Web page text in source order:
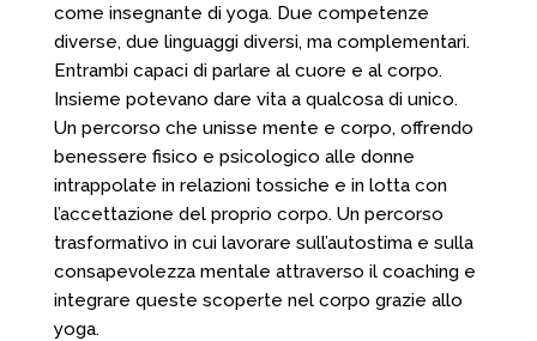
come insegnante di yoga. Due competenze
diverse, due linguaggi diversi, ma complementari.
Entrambi capaci di parlare al cuore e al corpo.
Insieme potevano dare vita a qualcosa di unico.
Un percorso che unisse mente e corpo, offrendo
benessere fisico e psicologico alle donne
intrappolate in relazioni tossiche e in lotta con
l’accettazione del proprio corpo. Un percorso
trasformativo in cui lavorare sull’autostima e sulla
consapevolezza mentale attraverso il coaching e
integrare queste scoperte nel corpo grazie allo
yoga.